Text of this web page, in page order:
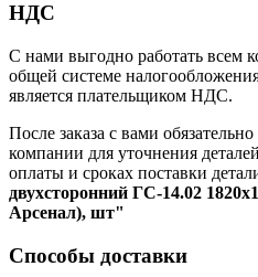
НДС
С нами выгодно работать всем
общей системе
является плательщиком НДС.
После заказа с вами
компании для уточнения
оплаты и сроках поставки
двухсторонний ГС-14.02
Арсенал), шт"
Способы доставки